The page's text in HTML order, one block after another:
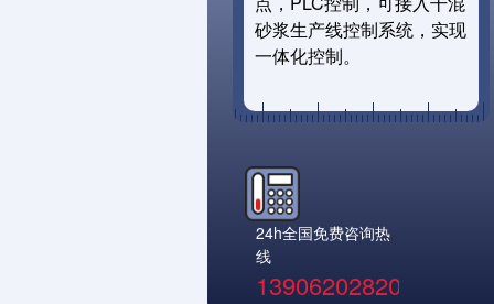
砂浆生产线控制系统，实现
一体化控制。
24h全国免费咨询热
线
13906202820